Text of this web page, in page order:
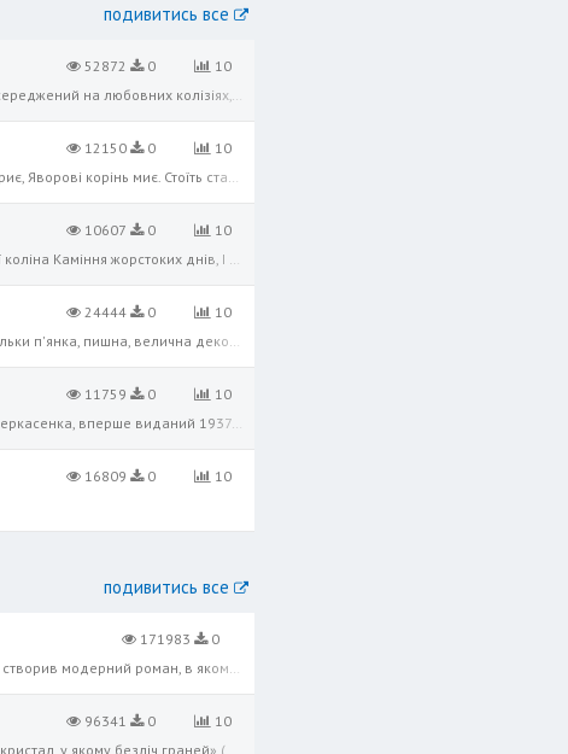
подивитись все
52872 0
10
В.Підмогильний “Невеличка драма” Твір став продовженням марґінальної теми “Міста”, але в основному зосереджений на любовних колізіях, на протистоянні світлих ідеалізованих уявлень про сердечні почуття та грубо утилітарні ставлення
12150 0
10
Над Дніпровою сагóю Стоїть явор меж лозою, Меж лозою з ялиною, З червоною калиною. Дніпро берег риє-риє, Яворові корінь миє. Стоїть старий, похилився, Мов козак той зажурився. Що без долі, без роди́ни Та без вірної дружини, І друж
10607 0
10
За вікнами день холоне, У вікнах — перші вогні ... Замкни у моїх долонях Ненависть свою і гнів. Зложи на мої коліна Каміння жорстоких днів, І срібло свого полину Мені поклади до ніг. Щоб легке, розкуте серце Співало, як вільний пт
24444 0
10
Новелу "Природа" Іван Франко зараховував до кращих новел цієї письменниці. Природа у новелі — це не тільки п'янка, пишна, велична декорація, яка поетизує "роман на мент" міської дівчини та гуцульського парубка, це — їхня кров і не
11759 0
10
Спиридон Черкасенко “Пригоди молодого лицаря” Історико-пригодницький роман для молоді Спиридона Черкасенка, вперше виданий 1937 року. Черкасенко наповнив свій твір особливими сюжетними рисами, збагатив його структуру новими якостя
16809 0
10
подивитись все
171983
0
10«Місто» — урбаністичний роман Валер'яна Підмогильного, опублікований 1928 року. Валер'ян Підмогильний створив модерний роман, в якому, на відміну від традиційної селянської і соціальної тематики, акцент перенесений на урбаністичну
96341 0
10